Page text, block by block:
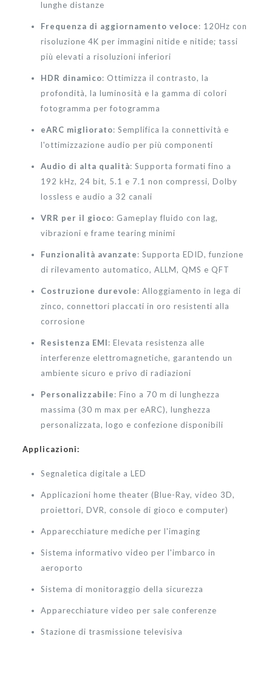
lunghe distanze
Frequenza di aggiornamento veloce: 120Hz con
risoluzione 4K per immagini nitide e nitide; tassi
più elevati a risoluzioni inferiori
HDR dinamico: Ottimizza il contrasto, la
profondità, la luminosità e la gamma di colori
fotogramma per fotogramma
eARC migliorato: Semplifica la connettività e
l'ottimizzazione audio per più componenti
Audio di alta qualità: Supporta formati fino a
192 kHz, 24 bit, 5.1 e 7.1 non compressi, Dolby
lossless e audio a 32 canali
VRR per il gioco: Gameplay fluido con lag,
vibrazioni e frame tearing minimi
Funzionalità avanzate: Supporta EDID, funzione
di rilevamento automatico, ALLM, QMS e QFT
Costruzione durevole: Alloggiamento in lega di
zinco, connettori placcati in oro resistenti alla
corrosione
Resistenza EMI: Elevata resistenza alle
interferenze elettromagnetiche, garantendo un
ambiente sicuro e privo di radiazioni
Personalizzabile: Fino a 70 m di lunghezza
massima (30 m max per eARC), lunghezza
personalizzata, logo e confezione disponibili
Applicazioni:
Segnaletica digitale a LED
Applicazioni home theater (Blue-Ray, video 3D,
proiettori, DVR, console di gioco e computer)
Apparecchiature mediche per l'imaging
Sistema informativo video per l'imbarco in
aeroporto
Sistema di monitoraggio della sicurezza
Apparecchiature video per sale conferenze
Stazione di trasmissione televisiva